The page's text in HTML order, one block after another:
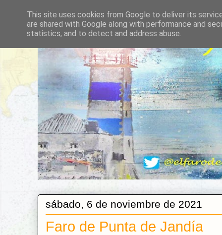
sábado, 6 de noviembre de 2021
Faro de Punta de Jandía
This site uses cookies from Google to deliver its
are shared with Google along with performance and
statistics, and to detect and address abuse.